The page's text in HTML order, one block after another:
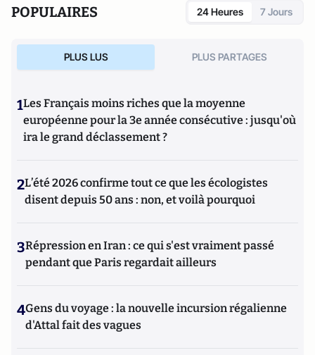
POPULAIRES 24 Heures 7 Jours
PLUS LUS PLUS PARTAGES
1Les Français moins riches que la moyenne
européenne pour la 3e année consécutive : jusqu'où
ira le grand déclassement ?
2L’été 2026 confirme tout ce que les écologistes
disent depuis 50 ans : non, et voilà pourquoi
3Répression en Iran : ce qui s'est vraiment passé
pendant que Paris regardait ailleurs
4Gens du voyage : la nouvelle incursion régalienne
d'Attal fait des vagues